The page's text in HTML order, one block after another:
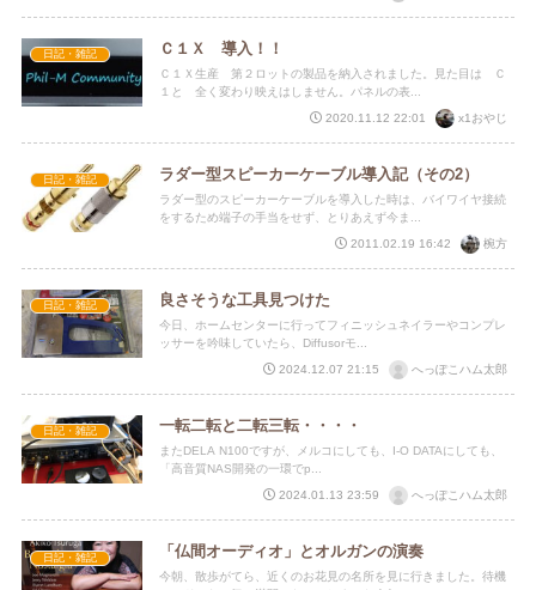
日記・雑記 Ｃ１Ｘ 導入！！
Ｃ１Ｘ生産 第２ロットの製品を納入されました。見た目は Ｃ
１と 全く変わり映えはしません。パネルの表...
2020.11.12 22:01
x1おやじ
日記・雑記 ラダー型スピーカーケーブル導入記（その2）
ラダー型のスピーカーケーブルを導入した時は、バイワイヤ接続
をするため端子の手当をせず、とりあえず今ま...
2011.02.19 16:42
椀方
日記・雑記 良さそうな工具見つけた
今日、ホームセンターに行ってフィニッシュネイラーやコンプレ
ッサーを吟味していたら、Diffusorモ...
2024.12.07 21:15
へっぽこハム太郎
日記・雑記 一転二転と二転三転・・・・
またDELA N100ですが、メルコにしても、I-O DATAにしても、
「高音質NAS開発の一環でp...
2024.01.13 23:59
へっぽこハム太郎
日記・雑記 「仏間オーディオ」とオルガンの演奏
今朝、散歩がてら、近くのお花見の名所を見に行きました。待機